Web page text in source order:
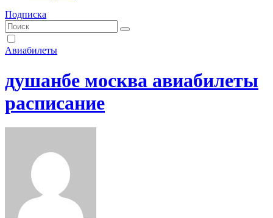
Подписка
Авиабилеты
душанбе москва авиабилеты
расписание